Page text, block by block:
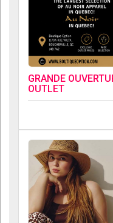
GRANDE
OUTLET